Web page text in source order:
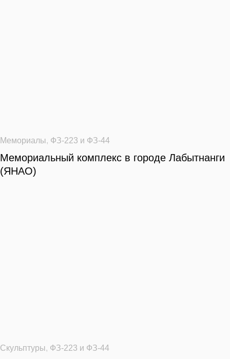
Мемориалы, ФЗ-223 и ФЗ-44
Мемориальный комплекс в городе Лабытнанги
(ЯНАО)
Скульптуры, ФЗ-223 и ФЗ-44